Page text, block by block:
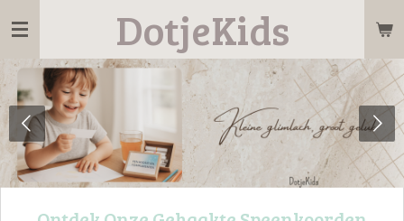
Ga
naar
de
hoofdinhoud
DotjeKids